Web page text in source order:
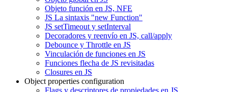
Objeto función en JS, NFE
JS La sintaxis "new Function"
JS setTimeout y setInterval
Decoradores y reenvío en JS, call/apply
Debounce y Throttle en JS
Vinculación de funciones en JS
Funciones flecha de JS revisitadas
Closures en JS
Object properties configuration
Flags y descriptores de propiedades en JS